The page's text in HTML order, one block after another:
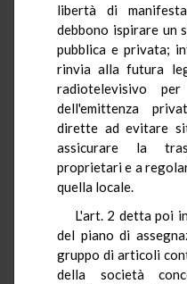
libertà di
debbono ispirare un
pubblica e privata;
rinvia alla futura
radiotelevisivo
dell'emittenza
dirette ad evitare
assicurare la
proprietari e a
quella locale.
L'art. 2 detta poi
del piano di
gruppo di articoli
della società